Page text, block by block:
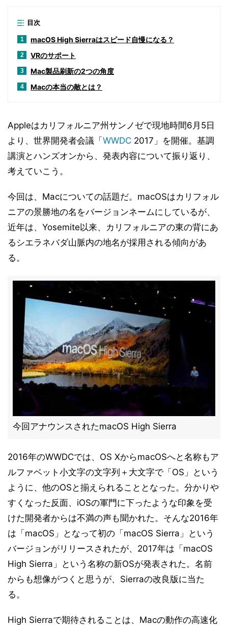
目次
1 macOS High Sierraはスピード自慢になる？
2 VRのサポート
3 Mac製品刷新の2つの角度
4 Macの本当の敵とは？
Appleはカリフォルニア州サンノゼで現地時間6月5日
より、世界開発者会議「 WWDC 2017」を開催。基調
講演とハンズオンから、発表内容について振り返り、
考えていこう。
今回は、Macについての話題だ。macOSはカリフォル
ニアの景勝地の名をバージョンネームにしているが、
近年は、Yosemite以来、カリフォルニアの東の背にあ
るシエラネバダ山脈内の地名が採用される傾向があ
る。
今回アナウンスされたmacOS High Sierra
2016年のWWDCでは、OS XからmacOSへと名称もア
ルファベット小文字の文字列＋大文字で「OS」という
ように、他のOSと揃えられることとなった。分かりや
すくなった反面、iOSの軍門に下ったような印象を受
けた開発者からは不満の声も聞かれた。そんな2016年
は「macOS」となって初の「macOS Sierra」という
バージョンがリリースされたが、2017年は「macOS
High Sierra」という名称の新OSが発表された。名前
からも想像がつくと思うが、Sierraの改良版に当た
る。
High Sierraで期待されることは、Macの動作の高速化